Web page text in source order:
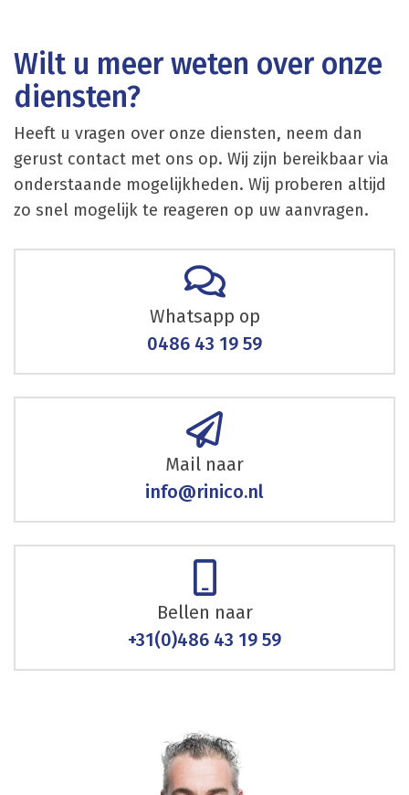
Wilt u meer weten over onze
diensten?
Heeft u vragen over onze diensten, neem dan
gerust contact met ons op. Wij zijn bereikbaar via
onderstaande mogelijkheden. Wij proberen altijd
zo snel mogelijk te reageren op uw aanvragen.
Whatsapp op
0486 43 19 59
Mail naar
info@rinico.nl
Bellen naar
+31(0)486 43 19 59